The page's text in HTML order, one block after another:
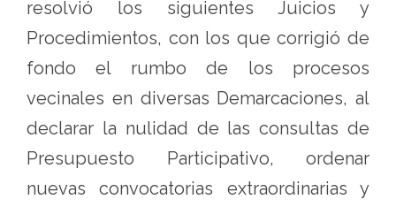
resolvió los siguientes Juicios y
Procedimientos, con los que corrigió de
fondo el rumbo de los procesos
vecinales en diversas Demarcaciones, al
declarar la nulidad de las consultas de
Presupuesto Participativo, ordenar
nuevas convocatorias extraordinarias y